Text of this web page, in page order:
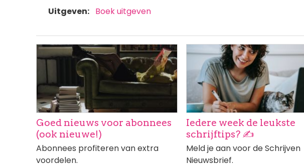
Uitgeven
Boek uitgeven
Afbeelding
Goed nieuws voor abonnees
(ook nieuwe!)
Abonnees profiteren van extra
voordelen.
Afbeelding
Iedere week de leukste
schrijftips? ✍️
Meld je aan voor de Schrijven
Nieuwsbrief.